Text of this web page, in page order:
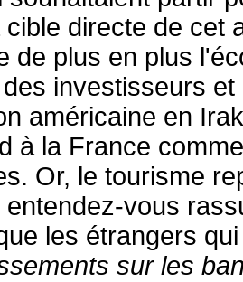
cible directe de cet
de plus en plus
investisseurs
américaine en
à la France
Or, le tourisme
entendez-vous
les étrangers
sur les